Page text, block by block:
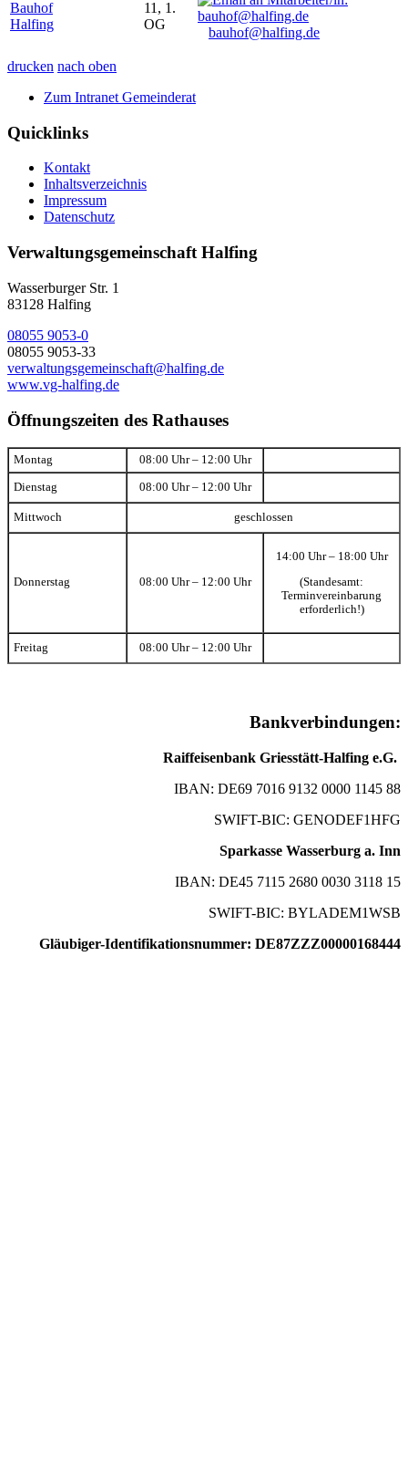
Bauhof
Halfing
11, 1.
OG
bauhof@halfing.de
drucken nach oben
Zum Intranet Gemeinderat
Quicklinks
Kontakt
Inhaltsverzeichnis
Impressum
Datenschutz
Verwaltungsgemeinschaft Halfing
Wasserburger Str. 1
83128 Halfing
08055 9053-0
08055 9053-33
verwaltungsgemeinschaft@halfing.de
www.vg-halfing.de
Öffnungszeiten des Rathauses
Montag 08:00 Uhr – 12:00 Uhr
Dienstag 08:00 Uhr – 12:00 Uhr
Mittwoch geschlossen
Donnerstag 08:00 Uhr – 12:00 Uhr
14:00 Uhr – 18:00 Uhr
(Standesamt:
Terminvereinbarung
erforderlich!)
Freitag 08:00 Uhr – 12:00 Uhr
Bankverbindungen:
Raiffeisenbank Griesstätt-Halfing e.G.
IBAN: DE69 7016 9132 0000 1145 88
SWIFT-BIC: GENODEF1HFG
Sparkasse Wasserburg a. Inn
IBAN: DE45 7115 2680 0030 3118 15
SWIFT-BIC: BYLADEM1WSB
Gläubiger-Identifikationsnummer: DE87ZZZ00000168444